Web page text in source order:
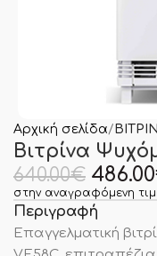
Αρχική σελίδα
Βιτρίνα
640.00€ 486.00
στην αναγραφόμενη
Περιγραφή
Επαγγελματική